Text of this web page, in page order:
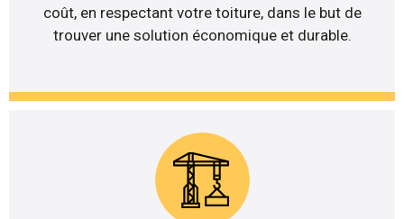
coût, en respectant votre toiture, dans le but de
trouver une solution économique et durable.